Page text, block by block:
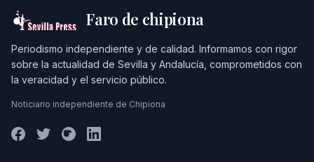
Faro de chipiona
Periodismo independiente y de calidad. Informamos con rigor
sobre la actualidad de Sevilla y Andalucía, comprometidos con
la veracidad y el servicio público.
Noticiario independiente de Chipiona